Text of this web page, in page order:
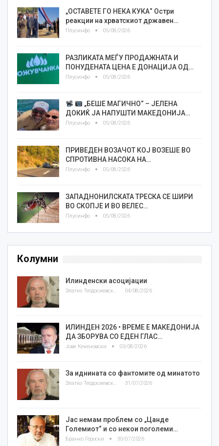
„ОСТАВЕТЕ ГО НЕКА КУКА“ Остри
реакции на хрватскиот државен…
Плусинфо 05/08/2026
РАЗЛИКАТА МЕЃУ ПРОДАЖНАТА И
ПОНУДЕНАТА ЦЕНА Е ДОНАЦИЈА ОД…
Плусинфо 05/08/2026
„БЕШЕ МАГИЧНО“ – ЈЕЛЕНА
ДОКИЌ ЈА НАПУШТИ МАКЕДОНИЈА…
Плусинфо 05/08/2026
ПРИВЕДЕН ВОЗАЧОТ КОЈ ВОЗЕШЕ ВО
СПРОТИВНА НАСОКА НА…
Плусинфо 05/08/2026
ЗАПАДНОНИЛСКАТА ТРЕСКА СЕ ШИРИ
ВО СКОПЈЕ И ВО ВЕЛЕС…
Плусинфо 05/08/2026
Колумни
Илинденски асоцијации
Златко Теодосиевски 04/08/2026
ИЛИНДЕН 2026 • ВРЕМЕ Е МАКЕДОНИЈА
ДА ЗБОРУВА СО ЕДЕН ГЛАС…
Јове Кекеновски 03/08/2026
За иднината со фантомите од минатото
Златко Теодосиевски 31/07/2026
Јас немам проблем со „Цанде
Големиот“ и со некои поголеми…
Бранко Героски 30/07/2026